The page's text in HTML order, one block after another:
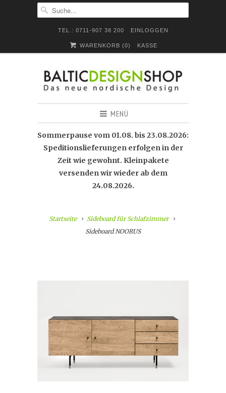
TEL.: 0711-907 38 200 EINLOGGEN
WARENKORB (0) KASSE
MENÜ
Sommerpause vom 01.08. bis 23.08.2026:
Speditionslieferungen erfolgen in der
Zeit wie gewohnt. Kleinpakete
versenden wir wieder ab dem
24.08.2026.
Startseite
Sideboard für Schlafzimmer
Sideboard NOORUS